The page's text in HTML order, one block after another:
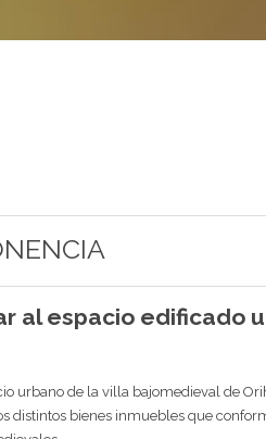
al espacio edificado
urbano de la villa bajomedieval de
distintos bienes inmuebles que